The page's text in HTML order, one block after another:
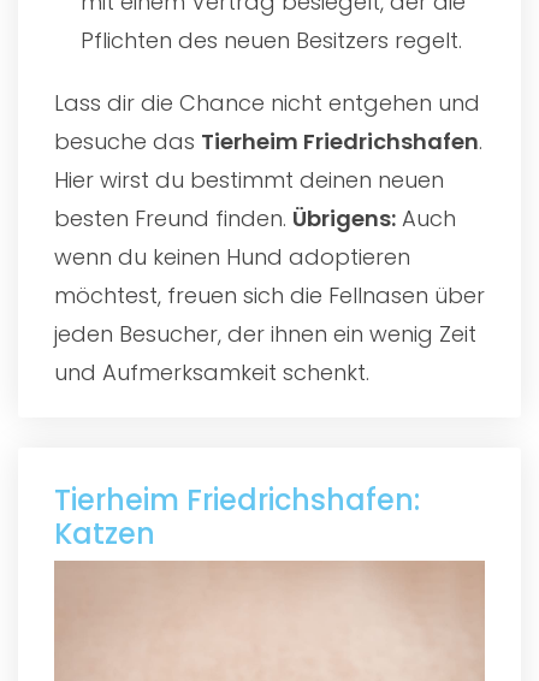
Pflichten des neuen Besitzers regelt.
Lass dir die Chance nicht entgehen und
besuche das Tierheim Friedrichshafen.
Hier wirst du bestimmt deinen neuen
besten Freund finden. Übrigens: Auch
wenn du keinen Hund adoptieren
möchtest, freuen sich die Fellnasen über
jeden Besucher, der ihnen ein wenig Zeit
und Aufmerksamkeit schenkt.
Tierheim Friedrichshafen:
Katzen